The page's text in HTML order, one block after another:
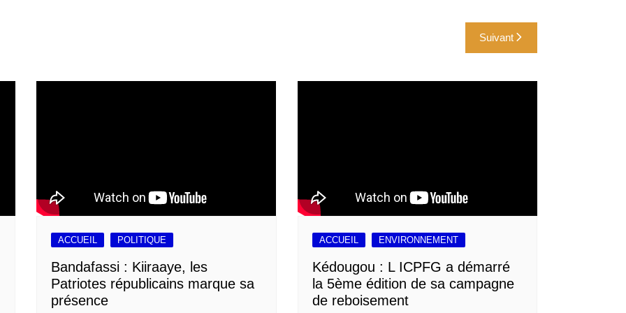
Suivant
ACCUEIL POLITIQUE
Bandafassi : Kiiraaye, les
Patriotes républicains marque sa
présence
ACCUEIL ENVIRONNEMENT
Kédougou : L ICPFG a démarré
la 5ème édition de sa campagne
de reboisement